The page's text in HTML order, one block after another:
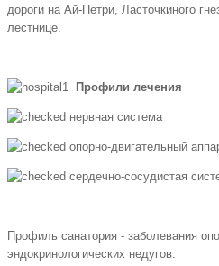
дороги на Ай-Петри, Ласточкиного
лестнице.
Профили лечения
нервная система
опорно-двигательный
сердечно-сосудистая
Профиль санатория - заболевания
эндокринологических недугов.